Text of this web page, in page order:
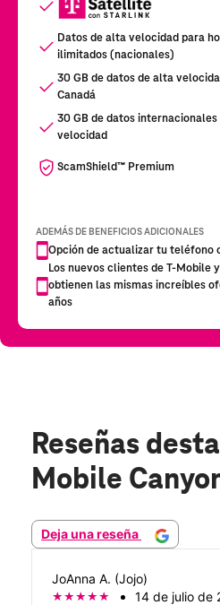
Reseñas
Mobile
Deja una reseña
JoAnna A. (Jojo)
14 de julio de